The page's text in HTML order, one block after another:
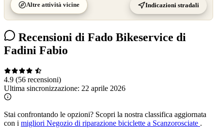
Altre attività vicine Indicazioni stradali
Recensioni di Fado Bikeservice di
Fadini Fabio
4.9 (56 recensioni)
Ultima sincronizzazione: 22 aprile 2026
Stai confrontando le opzioni? Scopri la nostra classifica aggiornata
con i migliori Negozio di riparazione biciclette a Scanzorosciate .